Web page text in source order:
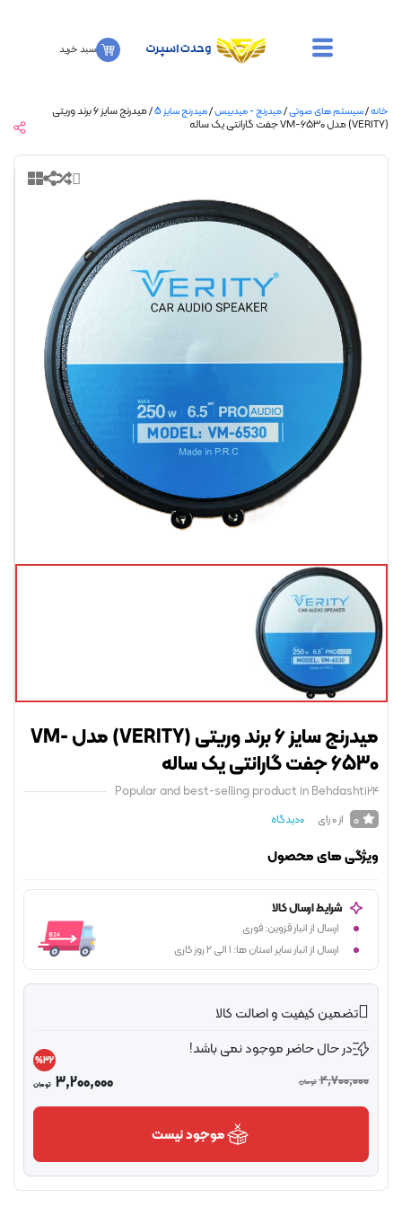
سبد خرید
سیستم های صوتی/میدرنج - میدبیس/میدرنج سایز 5 / میدرنج سایز ۶ برند وریتی
میدرنج سایز 6 برند وریتی (VERITY) مدل VM-
یک ساله
Popular and best-selling product in
از 0 رای 0دیدگاه
های محصول
شرایط ارسال کالا
ارسال از انبار قزوین: فوری
ارسال از انبار سایر استان ها: 1 الی 2 روز کاری
تضمین کیفیت و اصالت کالا
در حال حاضر موجود نمی باشد!
تومان 3,200,000 تومان
موجود نیست